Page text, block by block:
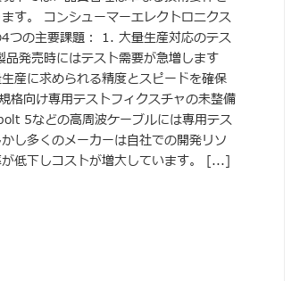
す。 コンシューマーエレクトロニクス
つの主要課題： 1. 大量生産対応のテス
品発売時にはテスト需要が急増します
産に求められる精度とスピードを確保
格向け専用テストフィクスチャの未整備
5などの高周波ケーブルには専用テス
し多くのメーカーは自社での開発リソ
低下しコストが増大しています。 [...]